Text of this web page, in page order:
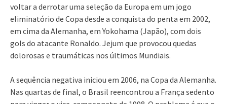
voltar a derrotar uma seleção da Europa em um jogo
eliminatório de Copa desde a conquista do penta em 2002,
em cima da Alemanha, em Yokohama (Japão), com dois
gols do atacante Ronaldo. Jejum que provocou quedas
dolorosas e traumáticas nos últimos Mundiais.
A sequência negativa iniciou em 2006, na Copa da Alemanha.
Nas quartas de final, o Brasil reencontrou a França sedento